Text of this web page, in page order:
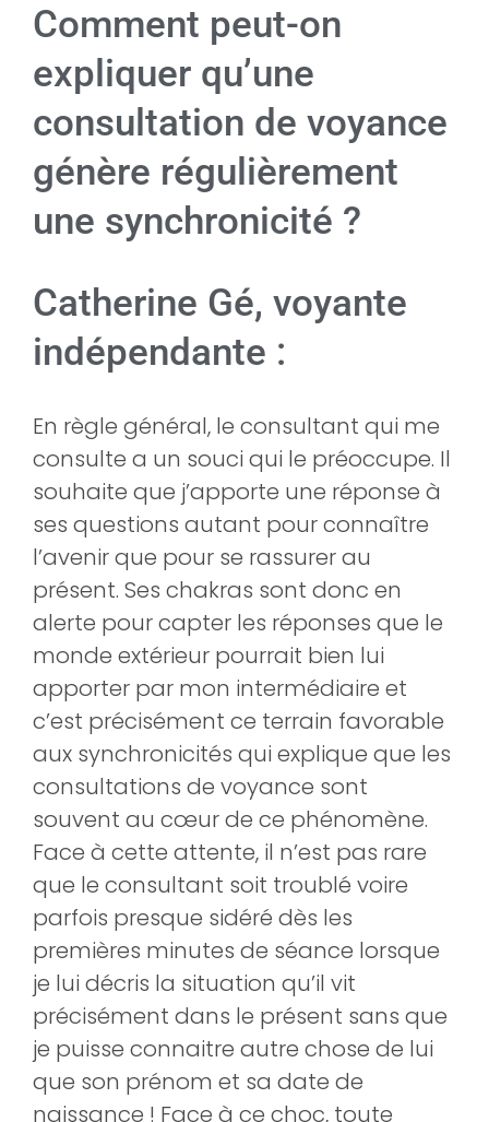
Comment peut-on
expliquer qu’une
consultation de voyance
génère régulièrement
une synchronicité ?
Catherine Gé, voyante
indépendante :
En règle général, le consultant qui me
consulte a un souci qui le préoccupe. Il
souhaite que j’apporte une réponse à
ses questions autant pour connaître
l’avenir que pour se rassurer au
présent. Ses chakras sont donc en
alerte pour capter les réponses que le
monde extérieur pourrait bien lui
apporter par mon intermédiaire et
c’est précisément ce terrain favorable
aux synchronicités qui explique que les
consultations de voyance sont
souvent au cœur de ce phénomène.
Face à cette attente, il n’est pas rare
que le consultant soit troublé voire
parfois presque sidéré dès les
premières minutes de séance lorsque
je lui décris la situation qu’il vit
précisément dans le présent sans que
je puisse connaitre autre chose de lui
que son prénom et sa date de
naissance ! Face à ce choc, toute